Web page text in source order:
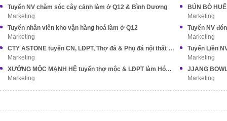
Tuyển NV chăm sóc cây cảnh làm ở Q12 & Bình Dương
Marketing
Marketing
Tuyển nhân viên kho vận hàng hoá làm ở Q12
Marketing
Tuyển NV
Marketing
CTY ASTONE tuyển CN, LĐPT, Thợ đá & Phụ đá nội thất XK
Marketing
Marketing
XƯỞNG MỘC MẠNH HỆ tuyển thợ mộc & LĐPT làm Hóc Môn
Marketing
Marketing